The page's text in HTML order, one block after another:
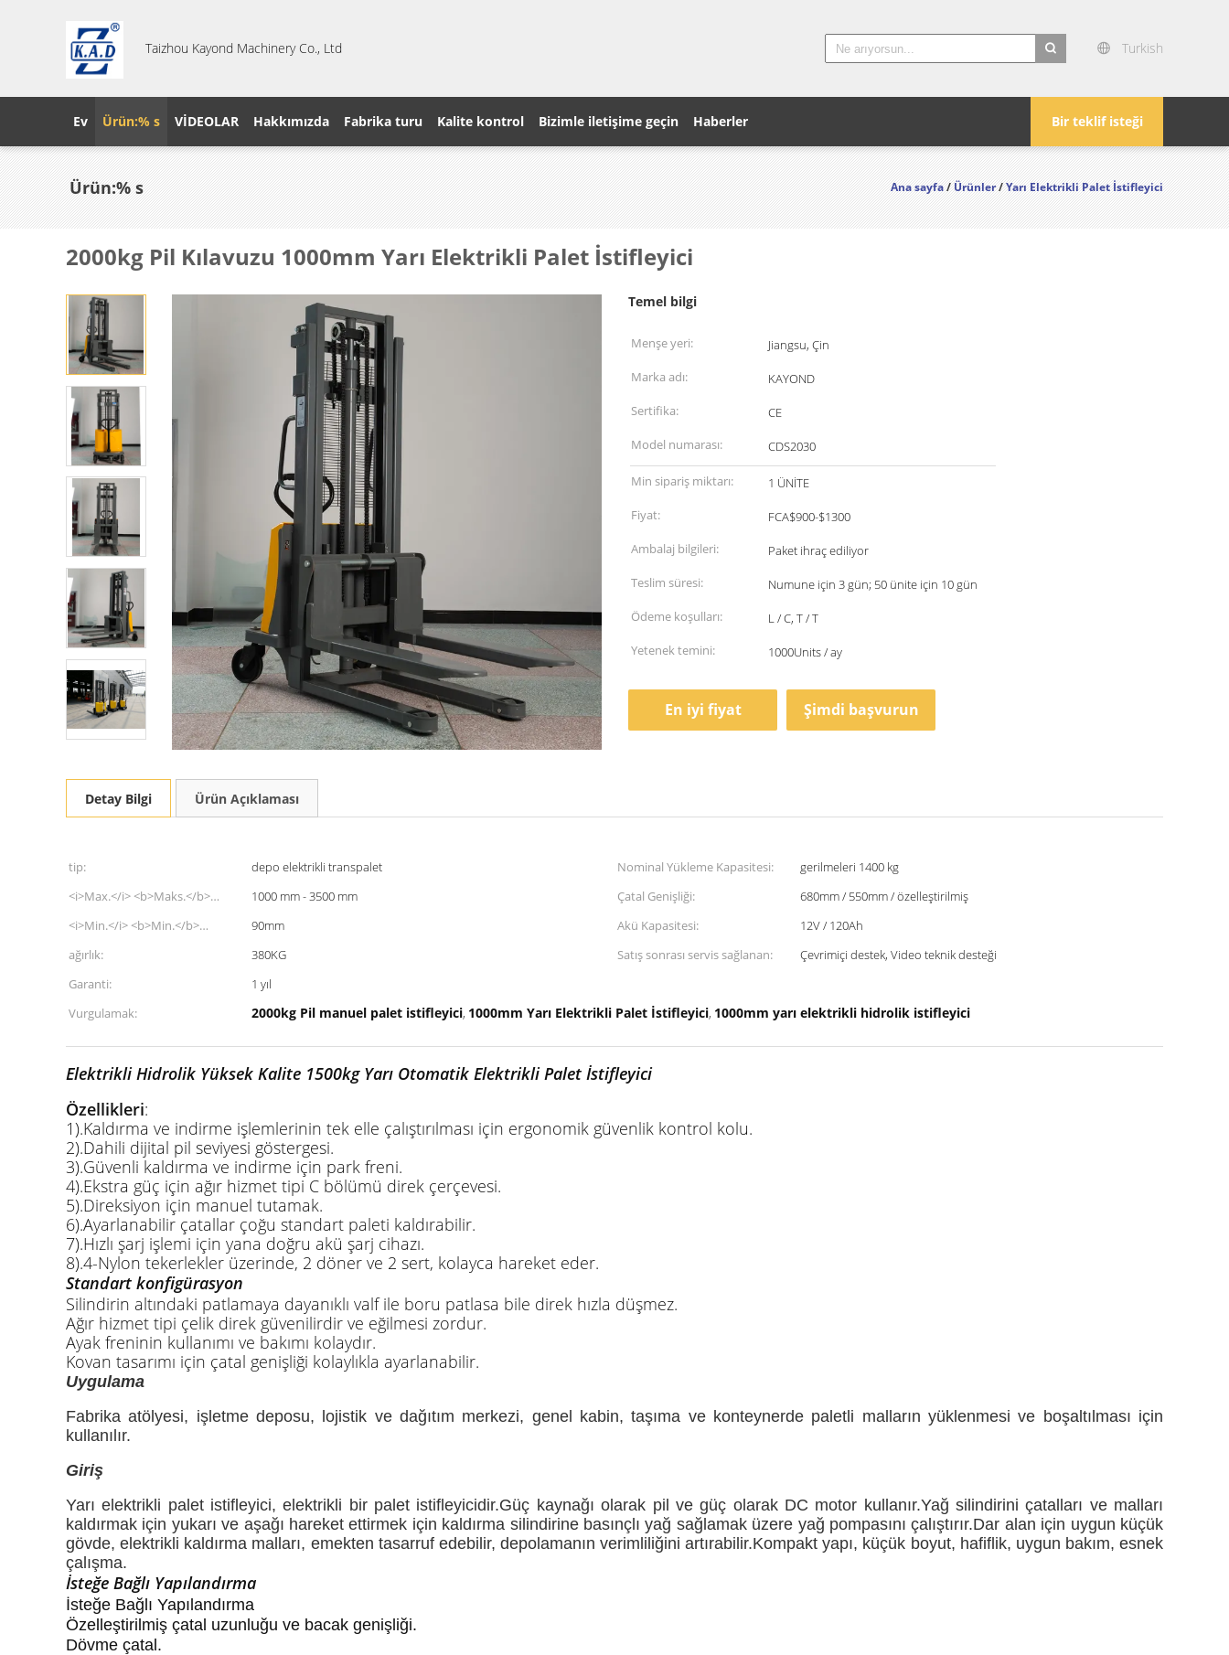
Taizhou Kayond Machinery Co., Ltd
Turkish
Bir teklif isteği
Ev Ürün:% s VİDEOLAR Hakkımızda Fabrika turu Kalite kontrol Bizimle iletişime geçin Haberler
Ürün:% s Ana sayfa/Ürünler/Yarı Elektrikli Palet İstifleyici
2000kg Pil Kılavuzu 1000mm Yarı Elektrikli Palet İstifleyici
Temel bilgi
Menşe yeri:
Jiangsu, Çin
Marka adı:
KAYOND
Sertifika:
CE
Model numarası:
CDS2030
Min sipariş miktarı:
1 ÜNİTE
Fiyat:
FCA$900-$1300
Ambalaj bilgileri:
Paket ihraç ediliyor
Teslim süresi:
Numune için 3 gün; 50 ünite için 10 gün
Ödeme koşulları:
L / C, T / T
Yetenek temini:
1000Units / ay
En iyi fiyat Şimdi başvurun
Detay Bilgi Ürün Açıklaması
tip: depo elektrikli transpalet Nominal Yükleme Kapasitesi:
gerilmeleri 1400 kg
<i>Max.</i> <b>Maks.</b>
<i>Lifting Height</i> <b>Ağırlık
kaldırmak</b>:
1000 mm - 3500 mm Çatal Genişliği:
680mm / 550mm / özelleştirilmiş
<i>Min.</i> <b>Min.</b>
<i>Lifting Height</i> <b>Ağırlık
kaldırmak</b>:
90mm Akü Kapasitesi:
12V / 120Ah
ağırlık:
380KG Satış sonrası servis sağlanan:
Çevrimiçi destek, Video teknik desteği
Garanti:
1 yıl
Vurgulamak:
2000kg Pil manuel palet istifleyici, 1000mm Yarı Elektrikli Palet İstifleyici, 1000mm yarı elektrikli hidrolik istifleyici
Elektrikli Hidrolik Yüksek Kalite 1500kg Yarı Otomatik Elektrikli Palet İstifleyici
Özellikleri:
1).Kaldırma ve indirme işlemlerinin tek elle çalıştırılması için ergonomik güvenlik kontrol kolu.
2).Dahili dijital pil seviyesi göstergesi.
3).Güvenli kaldırma ve indirme için park freni.
4).Ekstra güç için ağır hizmet tipi C bölümü direk çerçevesi.
5).Direksiyon için manuel tutamak.
6).Ayarlanabilir çatallar çoğu standart paleti kaldırabilir.
7).Hızlı şarj işlemi için yana doğru akü şarj cihazı.
8).4-Nylon tekerlekler üzerinde, 2 döner ve 2 sert, kolayca hareket eder.
Standart konfigürasyon
Silindirin altındaki patlamaya dayanıklı valf ile boru patlasa bile direk hızla düşmez.
Ağır hizmet tipi çelik direk güvenilirdir ve eğilmesi zordur.
Ayak freninin kullanımı ve bakımı kolaydır.
Kovan tasarımı için çatal genişliği kolaylıkla ayarlanabilir.
Uygulama
Fabrika atölyesi, işletme deposu, lojistik ve dağıtım merkezi, genel kabin, taşıma ve konteynerde paletli malların yüklenmesi ve boşaltılması için
kullanılır.
Giriş
Yarı elektrikli palet istifleyici, elektrikli bir palet istifleyicidir.Güç kaynağı olarak pil ve güç olarak DC motor kullanır.Yağ silindirini çatalları ve malları
kaldırmak için yukarı ve aşağı hareket ettirmek için kaldırma silindirine basınçlı yağ sağlamak üzere yağ pompasını çalıştırır.Dar alan için uygun küçük
gövde, elektrikli kaldırma malları, emekten tasarruf edebilir, depolamanın verimliliğini artırabilir.Kompakt yapı, küçük boyut, hafiflik, uygun bakım, esnek
çalışma.
İsteğe Bağlı Yapılandırma
İsteğe Bağlı Yapılandırma
Özelleştirilmiş çatal uzunluğu ve bacak genişliği.
Dövme çatal.